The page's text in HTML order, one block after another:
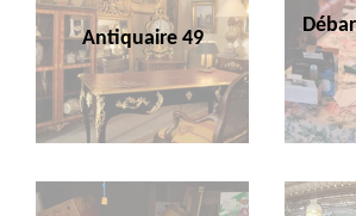
Antiquaire 49